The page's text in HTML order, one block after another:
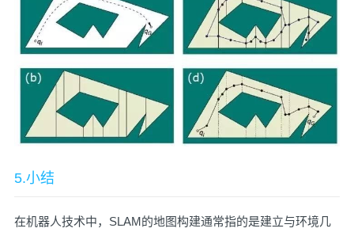
5.小结
在机器人技术中，SLAM的地图构建通常指的是建立与环境几